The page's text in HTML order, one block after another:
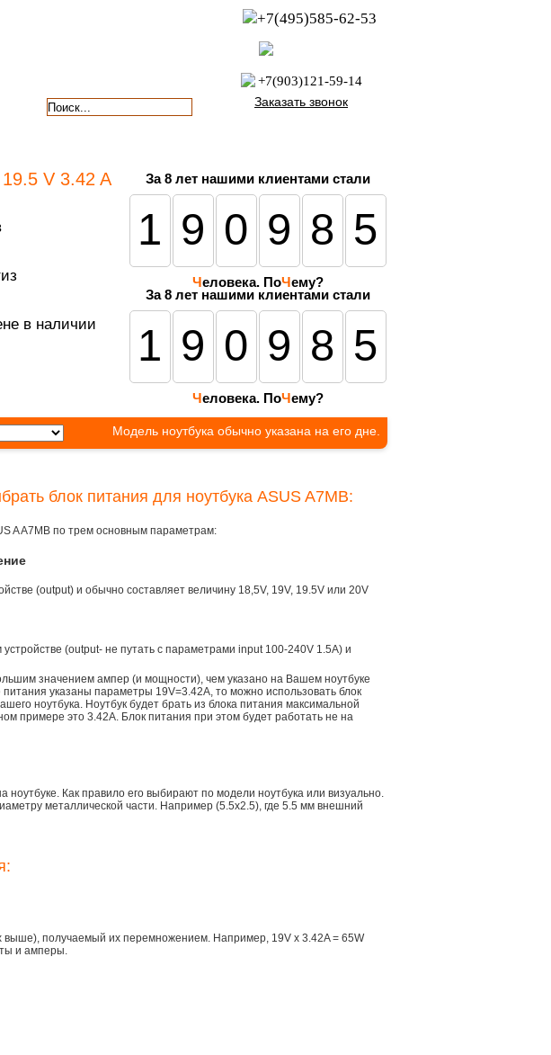
+7(495)585-62-53
+7(903)121-59-14
Заказать звонок
За8 лет нашими клиентами стали
190985
Человека. ПоЧему?
V 3.42 A
в наличии
За 8 лет нашими клиентами стали
190985
Человека. ПоЧему?
Модель ноутбука обычно указана на его дне.
блок питания для ноутбука ASUS A7MB:
A A7MB по трем основным параметрам:
(output) и обычно составляет величину 18,5V, 19V, 19.5V или 20V
(output- не путать с параметрами input 100-240V 1.5A) и
значением ампер (и мощности), чем указано на Вашем ноутбуке
указаны параметры 19V=3.42A, то можно использовать блок
ноутбука. Ноутбук будет брать из блока питания максимальной
примере это 3.42А. Блок питания при этом будет работать не на
Как правило его выбирают по модели ноутбука или визуально.
металлической части. Например (5.5x2.5), где 5.5 мм внешний
получаемый их перемножением. Например, 19V x 3.42A = 65W
и амперы.